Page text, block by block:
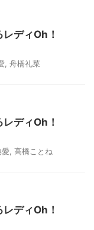
レディOh！
舟橋礼菜
レディOh！
愛 高橋ことね
レディOh！